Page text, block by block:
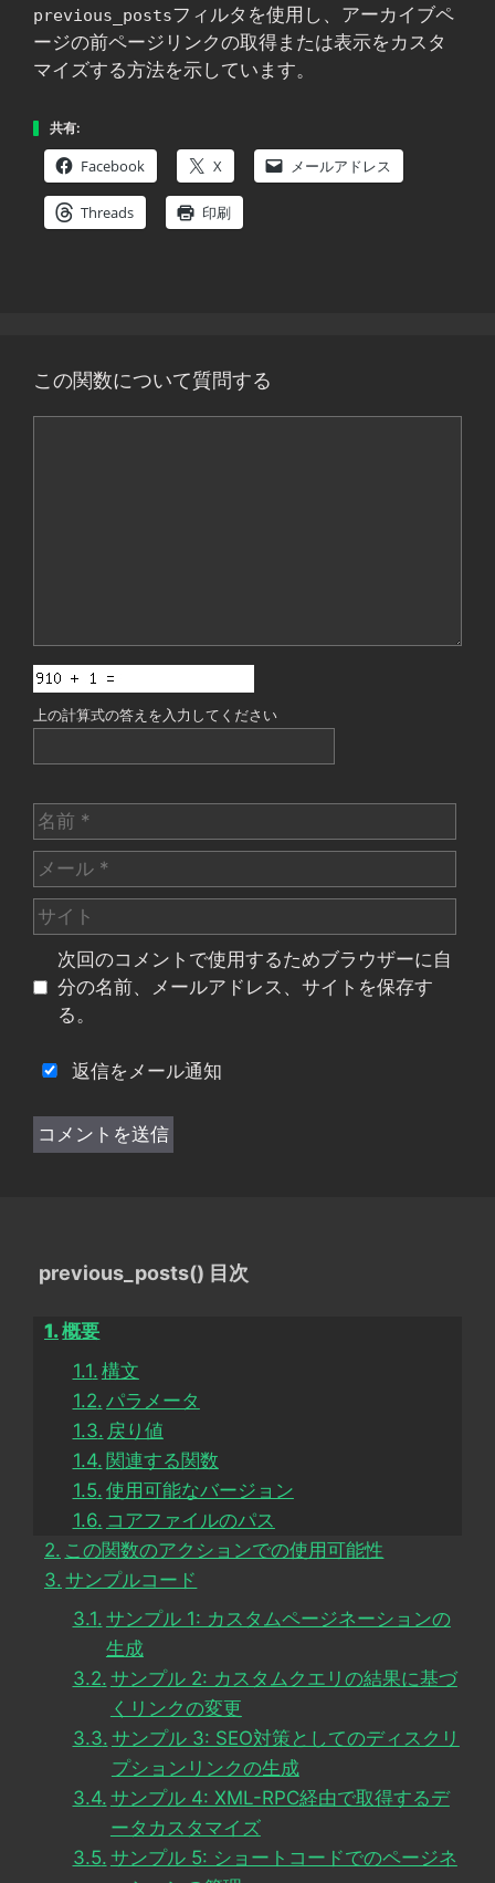
previous_postsフィルタを使用し、アーカイブペ
ージの前ページリンクの取得または表示をカスタ
マイズする方法を示しています。
共有:
Facebook X メールアドレス
Threads 印刷
この関数について質問する
上の計算式の答えを入力してください
名
前
メ
ー
ル
サ
イ
次回のコメントで使用するためブラウザーに自
分の名前、メールアドレス、サイトを保存す
る。
返信をメール通知
previous_posts() 目次
概要
構文
パラメータ
戻り値
関連する関数
使用可能なバージョン
コアファイルのパス
この関数のアクションでの使用可能性
サンプルコード
サンプル 1: カスタムページネーションの
生成
サンプル 2: カスタムクエリの結果に基づ
くリンクの変更
サンプル 3: SEO対策としてのディスクリ
プションリンクの生成
サンプル 4: XML-RPC経由で取得するデ
ータカスタマイズ
サンプル 5: ショートコードでのページネ